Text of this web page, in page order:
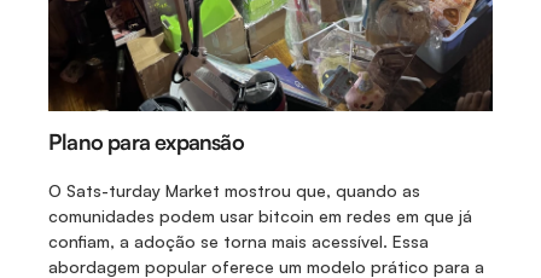
Plano para expansão
O Sats-turday Market mostrou que, quando as
comunidades podem usar bitcoin em redes em que já
confiam, a adoção se torna mais acessível. Essa
abordagem popular oferece um modelo prático para a